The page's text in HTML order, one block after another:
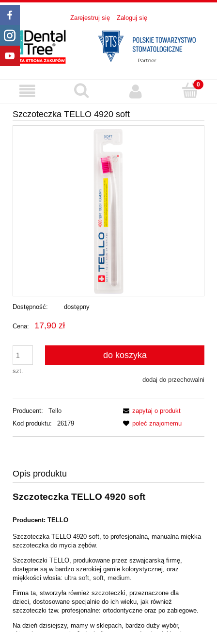
Zarejestruj się Zaloguj się
Szczoteczka TELLO 4920 soft
Dostępność: dostępny
Cena: 17,90 zł
szt.
do koszyka
dodaj do przechowalni
Producent:
Tello
Kod produktu:
26179
zapytaj o produkt
poleć znajomemu
Opis produktu
Szczoteczka TELLO 4920 soft
Producent: TELLO
Szczoteczka TELLO 4920 soft, to profesjonalna, manualna miękka
szczoteczka do mycia zębów.
Szczoteczki TELLO, produkowane przez szwajcarską firmę,
dostępne są w bardzo szerokiej gamie kolorystycznej, oraz
miękkości włosia: ultra soft soft medium
Firma ta, stworzyła również szczoteczki, przeznaczone dla
dzieci, dostosowane specjalnie do ich wieku, jak również
szczoteczki tzw. profesjonalne: ortodontyczne oraz po zabiegowe.
Na dzień dzisiejszy, mamy w sklepach, bardzo duży wybór,